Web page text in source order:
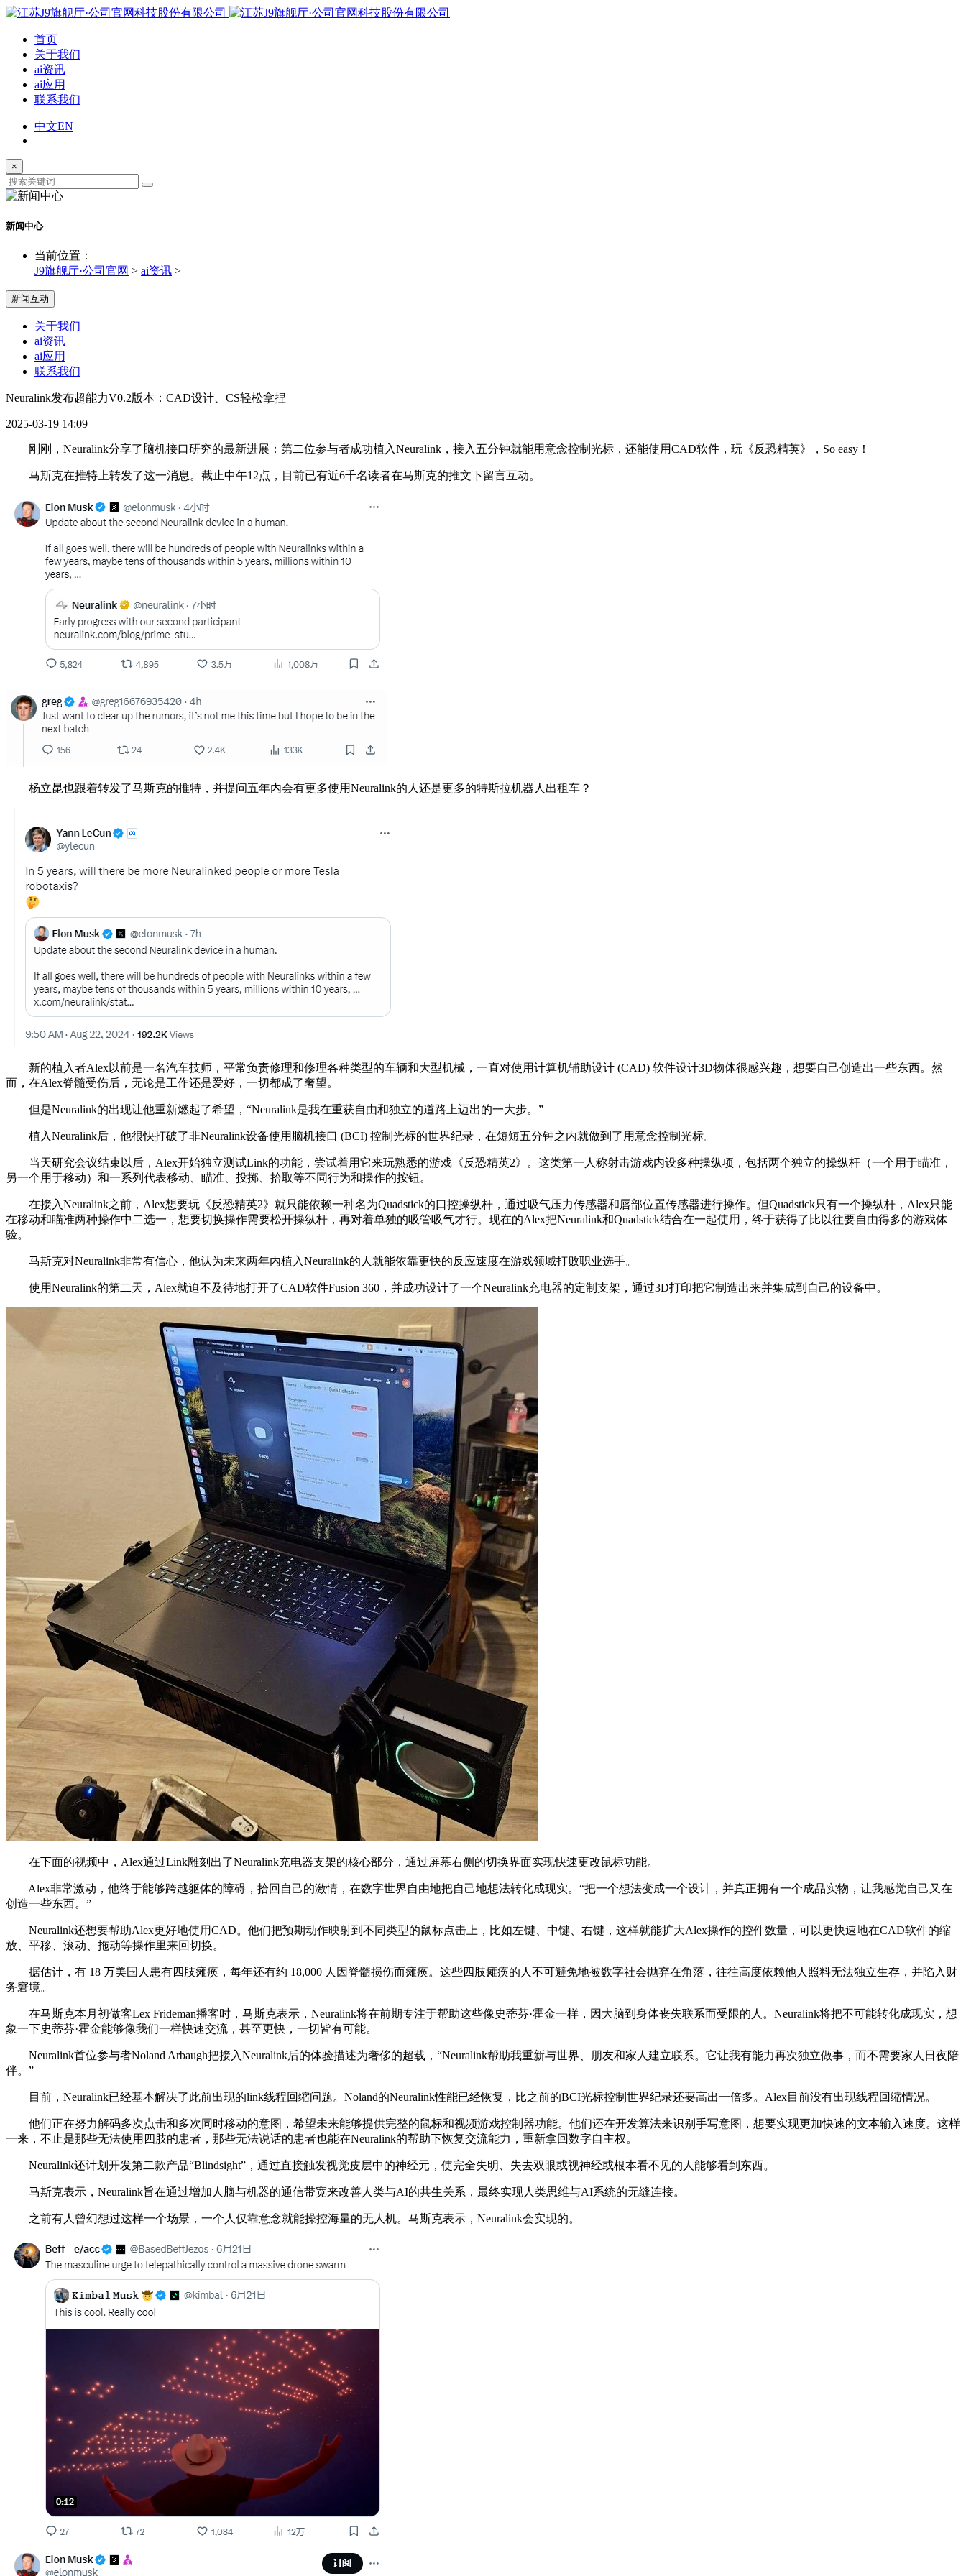
首页
关于我们
ai资讯
ai应用
联系我们
中文EN
×
新闻中心
当前位置：
J9旗舰厅·公司官网 > ai资讯 >
新闻互动
关于我们
ai资讯
ai应用
联系我们
Neuralink发布超能力V0.2版本：CAD设计、CS轻松拿捏
2025-03-19 14:09
刚刚，Neuralink分享了脑机接口研究的最新进展：第二位参与者成功植入Neuralink，接入五分钟就能用意念控制光标，还能使用CAD软件，玩《反恐精英》，So easy！
马斯克在推特上转发了这一消息。截止中午12点，目前已有近6千名读者在马斯克的推文下留言互动。
杨立昆也跟着转发了马斯克的推特，并提问五年内会有更多使用Neuralink的人还是更多的特斯拉机器人出租车？
新的植入者Alex以前是一名汽车技师，平常负责修理和修理各种类型的车辆和大型机械，一直对使用计算机辅助设计 (CAD) 软件设计3D物体很感兴趣，想要自己创造出一些东西。然
而，在Alex脊髓受伤后，无论是工作还是爱好，一切都成了奢望。
但是Neuralink的出现让他重新燃起了希望，“Neuralink是我在重获自由和独立的道路上迈出的一大步。”
植入Neuralink后，他很快打破了非Neuralink设备使用脑机接口 (BCI) 控制光标的世界纪录，在短短五分钟之内就做到了用意念控制光标。
当天研究会议结束以后，Alex开始独立测试Link的功能，尝试着用它来玩熟悉的游戏《反恐精英2》。这类第一人称射击游戏内设多种操纵项，包括两个独立的操纵杆（一个用于瞄准，
另一个用于移动）和一系列代表移动、瞄准、投掷、拾取等不同行为和操作的按钮。
在接入Neuralink之前，Alex想要玩《反恐精英2》就只能依赖一种名为Quadstick的口控操纵杆，通过吸气压力传感器和唇部位置传感器进行操作。但Quadstick只有一个操纵杆，Alex只能
在移动和瞄准两种操作中二选一，想要切换操作需要松开操纵杆，再对着单独的吸管吸气才行。现在的Alex把Neuralink和Quadstick结合在一起使用，终于获得了比以往要自由得多的游戏体
验。
马斯克对Neuralink非常有信心，他认为未来两年内植入Neuralink的人就能依靠更快的反应速度在游戏领域打败职业选手。
使用Neuralink的第二天，Alex就迫不及待地打开了CAD软件Fusion 360，并成功设计了一个Neuralink充电器的定制支架，通过3D打印把它制造出来并集成到自己的设备中。
在下面的视频中，Alex通过Link雕刻出了Neuralink充电器支架的核心部分，通过屏幕右侧的切换界面实现快速更改鼠标功能。
Alex非常激动，他终于能够跨越躯体的障碍，拾回自己的激情，在数字世界自由地把自己地想法转化成现实。“把一个想法变成一个设计，并真正拥有一个成品实物，让我感觉自己又在
创造一些东西。”
Neuralink还想要帮助Alex更好地使用CAD。他们把预期动作映射到不同类型的鼠标点击上，比如左键、中键、右键，这样就能扩大Alex操作的控件数量，可以更快速地在CAD软件的缩
放、平移、滚动、拖动等操作里来回切换。
据估计，有 18 万美国人患有四肢瘫痪，每年还有约 18,000 人因脊髓损伤而瘫痪。这些四肢瘫痪的人不可避免地被数字社会抛弃在角落，往往高度依赖他人照料无法独立生存，并陷入财
务窘境。
在马斯克本月初做客Lex Frideman播客时，马斯克表示，Neuralink将在前期专注于帮助这些像史蒂芬·霍金一样，因大脑到身体丧失联系而受限的人。Neuralink将把不可能转化成现实，想
象一下史蒂芬·霍金能够像我们一样快速交流，甚至更快，一切皆有可能。
Neuralink首位参与者Noland Arbaugh把接入Neuralink后的体验描述为奢侈的超载，“Neuralink帮助我重新与世界、朋友和家人建立联系。它让我有能力再次独立做事，而不需要家人日夜陪
伴。”
目前，Neuralink已经基本解决了此前出现的link线程回缩问题。Noland的Neuralink性能已经恢复，比之前的BCI光标控制世界纪录还要高出一倍多。Alex目前没有出现线程回缩情况。
他们正在努力解码多次点击和多次同时移动的意图，希望未来能够提供完整的鼠标和视频游戏控制器功能。他们还在开发算法来识别手写意图，想要实现更加快速的文本输入速度。这样
一来，不止是那些无法使用四肢的患者，那些无法说话的患者也能在Neuralink的帮助下恢复交流能力，重新拿回数字自主权。
Neuralink还计划开发第二款产品“Blindsight”，通过直接触发视觉皮层中的神经元，使完全失明、失去双眼或视神经或根本看不见的人能够看到东西。
马斯克表示，Neuralink旨在通过增加人脑与机器的通信带宽来改善人类与AI的共生关系，最终实现人类思维与AI系统的无缝连接。
之前有人曾幻想过这样一个场景，一个人仅靠意念就能操控海量的无人机。马斯克表示，Neuralink会实现的。